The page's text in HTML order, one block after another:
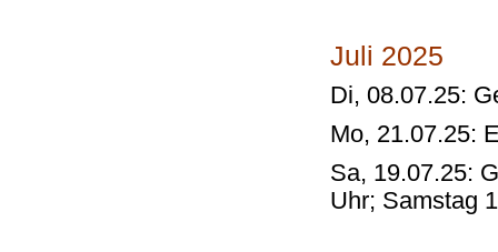
Juli 2025
Di, 08.07.25:
Mo, 21.07.25:
Sa, 19.07.25:
Uhr; Samstag